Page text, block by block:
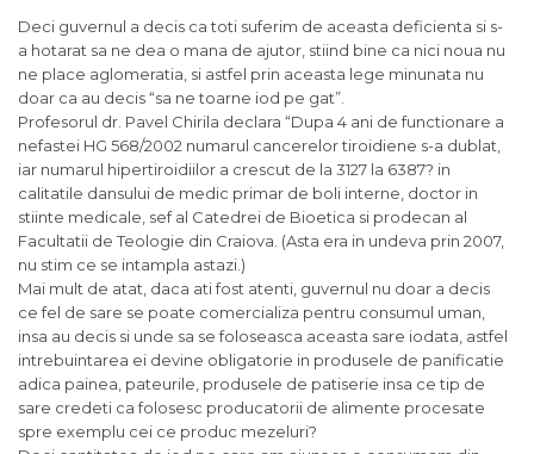
Deci guvernul a decis ca toti suferim de aceasta deficienta si s-
a hotarat sa ne dea o mana de ajutor, stiind bine ca nici noua nu
ne place aglomeratia, si astfel prin aceasta lege minunata nu
doar ca au decis “sa ne toarne iod pe gat”.
Profesorul dr. Pavel Chirila declara “Dupa 4 ani de functio­nare a
nefastei HG 568/2002 numarul cancerelor tiroidie­ne s-a dublat,
iar numarul hipertiroidiilor a crescut de la 3127 la 6387? in
calitatile dansului de medic primar de boli interne, doctor in
stiinte medicale, sef al Catedrei de Bioetica si prodecan al
Facultatii de Teologie din Craiova. (Asta era in undeva prin 2007,
nu stim ce se intampla astazi.)
Mai mult de atat, daca ati fost atenti, guvernul nu doar a decis
ce fel de sare se poate comercializa pentru consumul uman,
insa au decis si unde sa se foloseasca aceasta sare iodata, astfel
intrebuintarea ei devine obligatorie in produsele de panificatie
adica painea, pateurile, produsele de patiserie insa ce tip de
sare credeti ca folosesc producatorii de alimente procesate
spre exemplu cei ce produc mezeluri?